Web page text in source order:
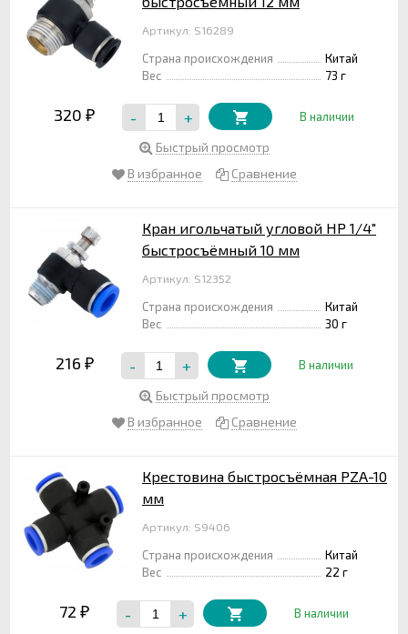
Артикул: S16289
Страна происхождения
Китай
Вес
73 г
320 ₽ - + В наличии
Быстрый просмотр
В избранное
Сравнение
Кран игольчатый угловой НР 1/4"
быстросъёмный 10 мм
Артикул: S12352
Страна происхождения
Китай
Вес
30 г
216 ₽ - + В наличии
Быстрый просмотр
В избранное
Сравнение
Крестовина быстросъёмная PZA-10
мм
Артикул: S9406
Страна происхождения
Китай
Вес
22 г
72 ₽ - + В наличии